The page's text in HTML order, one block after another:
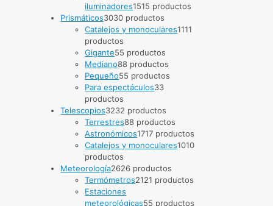
iluminadores1515 productos
Prismáticos3030 productos
Catalejos y monoculares1111
productos
Gigante55 productos
Mediano88 productos
Pequeño55 productos
Para espectáculos33
productos
Telescopios3232 productos
Terrestres88 productos
Astronómicos1717 productos
Catalejos y monoculares1010
productos
Meteorología2626 productos
Termómetros2121 productos
Estaciones
meteorológicas55 productos